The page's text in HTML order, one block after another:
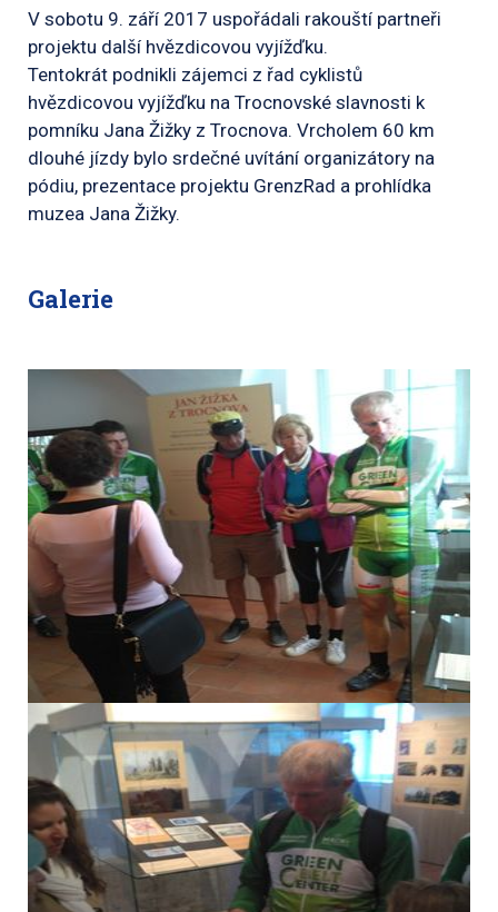
V sobotu 9. září 2017 uspořádali rakouští partneři
projektu další hvězdicovou vyjížďku.
Tentokrát podnikli zájemci z řad cyklistů
hvězdicovou vyjížďku na Trocnovské slavnosti k
pomníku Jana Žižky z Trocnova. Vrcholem 60 km
dlouhé jízdy bylo srdečné uvítání organizátory na
pódiu, prezentace projektu GrenzRad a prohlídka
muzea Jana Žižky.
Galerie